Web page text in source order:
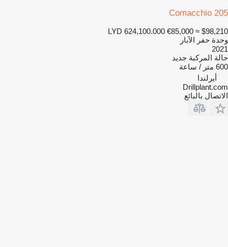
Comacchio 205
LYD 624,100.000 €85,000 ≈ $98,210
وحدة حفر الآبار
2021
حالة المركبة جديد
600 متر / ساعة
أيرلندا
Drillplant.com
الاتصال بالبائع